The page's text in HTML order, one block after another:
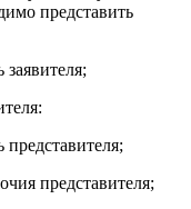
представить
представителя;